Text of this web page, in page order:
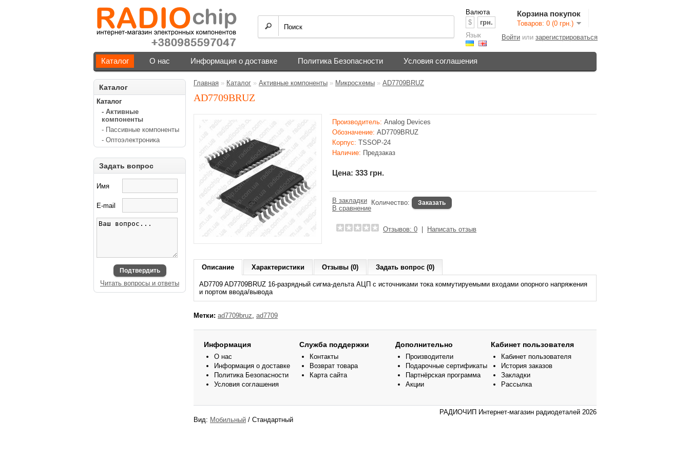
Язык
Валюта
$
грн.
Корзина покупок
Товаров: 0 (0 грн.)
Войти или зарегистрироваться
Каталог О нас Информация о доставке Политика Безопасности Условия соглашения
Каталог
Каталог
- Активные
компоненты
- Пассивные компоненты
- Оптоэлектроника
Задать вопрос
Имя
E-mail
Подтвердить
Читать вопросы и ответы
Главная » Каталог » Активные компоненты » Микросхемы » AD7709BRUZ
AD7709BRUZ
Производитель: Analog Devices
Обозначение: AD7709BRUZ
Корпус: TSSOP-24
Наличие: Предзаказ
Цена: 333 грн.
Количество:
В закладки
В сравнение
Отзывов: 0 Написать отзыв
Описание Характеристики Отзывы (0) Задать вопрос (0)
AD7709 AD7709BRUZ 16-разрядный сигма-дельта АЦП с источниками тока коммутируемыми входами опорного напряжения
и портом ввода/вывода
Метки: ad7709bruz, ad7709
Информация
О нас
Информация о доставке
Политика Безопасности
Условия соглашения
Служба поддержки
Контакты
Возврат товара
Карта сайта
Дополнительно
Производители
Подарочные сертификаты
Партнёрская программа
Акции
Кабинет пользователя
Кабинет пользователя
История заказов
Закладки
Рассылка
РАДИОЧИП Интернет-магазин радиодеталей 2026
Вид: Мобильный / Стандартный